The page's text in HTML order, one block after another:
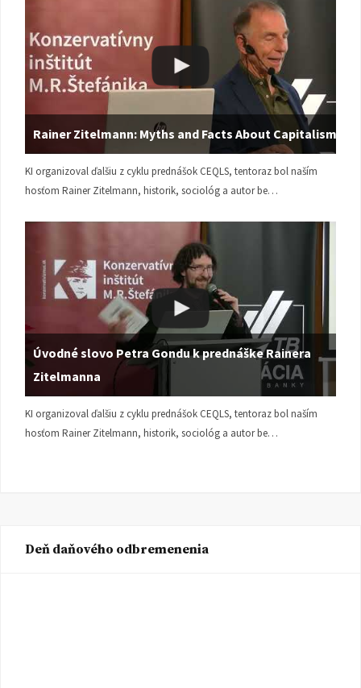
Rainer Zitelmann: Myths and Facts About Capitalism
KI organizoval ďalšiu z cyklu prednášok CEQLS, tentoraz bol naším
hosťom Rainer Zitelmann, historik, sociológ a autor be…
Úvodné slovo Petra Gondu k prednáške Rainera
Zitelmanna
KI organizoval ďalšiu z cyklu prednášok CEQLS, tentoraz bol naším
hosťom Rainer Zitelmann, historik, sociológ a autor be…
Deň daňového odbremenenia